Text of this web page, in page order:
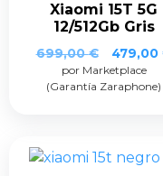
Xiaomi 15T 5G
12/512Gb Gris
699,00€
El
precio
original
479,00
por Marketplace
(Garantía Zaraphone)